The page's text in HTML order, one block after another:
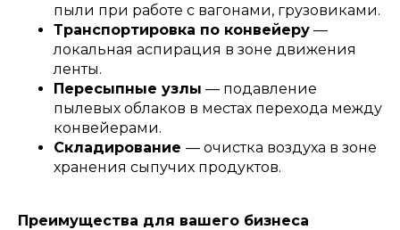
пыли при работе с вагонами, грузовиками.
Транспортировка по конвейеру —
локальная аспирация в зоне движения
ленты.
Пересыпные узлы — подавление
пылевых облаков в местах перехода между
конвейерами.
Складирование — очистка воздуха в зоне
хранения сыпучих продуктов.
Преимущества для вашего бизнеса